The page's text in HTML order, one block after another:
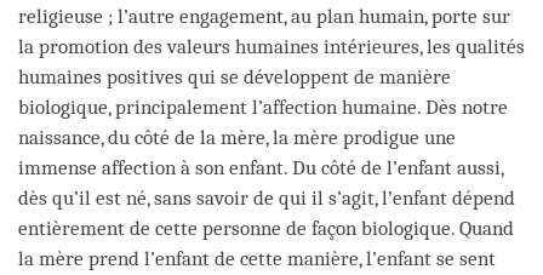
religieuse ; l’autre engagement, au plan humain, porte sur
la promotion des valeurs humaines intérieures, les qualités
humaines positives qui se développent de manière
biologique, principalement l’affection humaine. Dès notre
naissance, du côté de la mère, la mère prodigue une
immense affection à son enfant. Du côté de l’enfant aussi,
dès qu’il est né, sans savoir de qui il s’agit, l’enfant dépend
entièrement de cette personne de façon biologique. Quand
la mère prend l’enfant de cette manière, l’enfant se sent